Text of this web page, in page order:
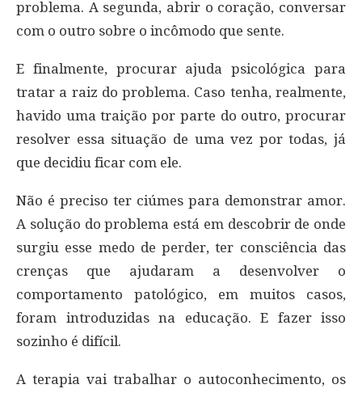
problema. A segunda, abrir o coração, conversar
com o outro sobre o incômodo que sente.
E finalmente, procurar ajuda psicológica para
tratar a raiz do problema. Caso tenha, realmente,
havido uma traição por parte do outro, procurar
resolver essa situação de uma vez por todas, já
que decidiu ficar com ele.
Não é preciso ter ciúmes para demonstrar amor.
A solução do problema está em descobrir de onde
surgiu esse medo de perder, ter consciência das
crenças que ajudaram a desenvolver o
comportamento patológico, em muitos casos,
foram introduzidas na educação. E fazer isso
sozinho é difícil.
A terapia vai trabalhar o autoconhecimento, os